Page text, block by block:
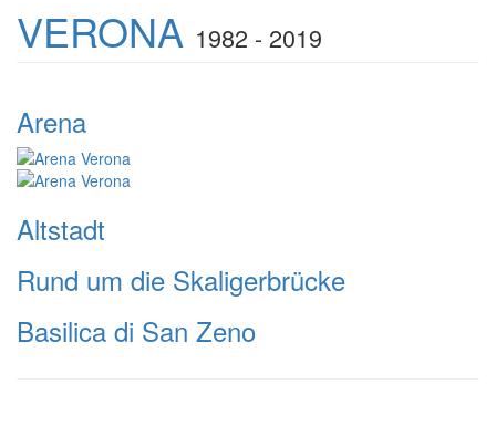
VERONA 1982 - 2019
Arena
Altstadt
Rund um die Skaligerbrücke
Basilica di San Zeno